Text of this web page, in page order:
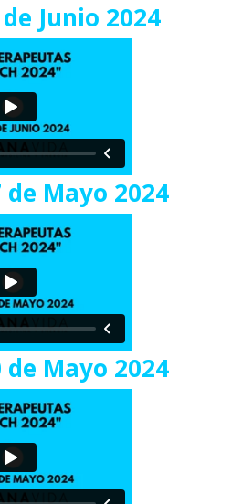
Junio 2024
de Mayo 2024
de Mayo 2024